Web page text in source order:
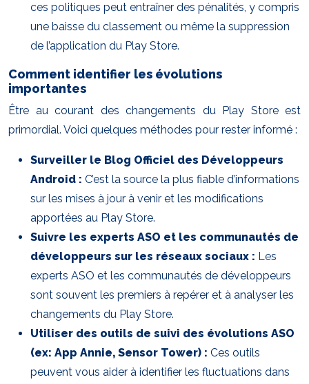
ces politiques peut entraîner des pénalités, y compris
une baisse du classement ou même la suppression
de l’application du Play Store.
Comment identifier les évolutions
importantes
Être au courant des changements du Play Store est
primordial. Voici quelques méthodes pour rester informé :
Surveiller le Blog Officiel des Développeurs
Android : C’est la source la plus fiable d’informations
sur les mises à jour à venir et les modifications
apportées au Play Store.
Suivre les experts ASO et les communautés de
développeurs sur les réseaux sociaux : Les
experts ASO et les communautés de développeurs
sont souvent les premiers à repérer et à analyser les
changements du Play Store.
Utiliser des outils de suivi des évolutions ASO
(ex: App Annie, Sensor Tower) : Ces outils
peuvent vous aider à identifier les fluctuations dans